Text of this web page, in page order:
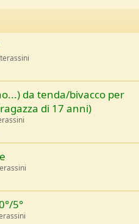
da tenda/bivacco per
di 17 anni)
5°